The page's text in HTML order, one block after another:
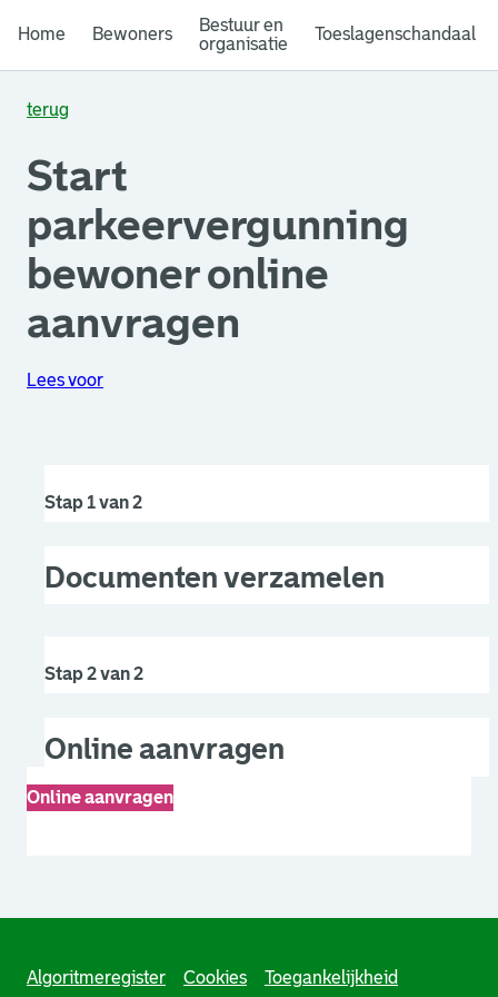
Home Bewoners
Bestuur en
organisatie
Toeslagenschandaal
terug
Start
parkeervergunning
bewoner online
aanvragen
Lees voor
Stap 1 van 2
Documenten verzamelen
Stap 2 van 2
Online aanvragen
Online aanvragen
. Link opent een externe pagina in een nieuw
Algoritmeregister Cookies Toegankelijkheid